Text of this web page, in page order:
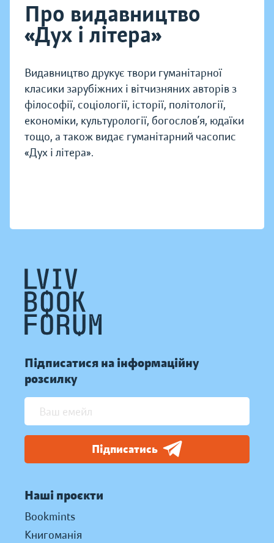
Про видавництво
«Дух і літера»
Видавництво друкує твори гуманітарної
класики зарубіжних і вітчизняних авторів з
філософії, соціології, історії, політології,
економіки, культурології, богослов’я, юдаїки
тощо, а також видає гуманітарний часопис
«Дух і літера».
Підписатися на інформаційну
розсилку
Підписатись
Наші проєкти
Bookmints
Книгоманія